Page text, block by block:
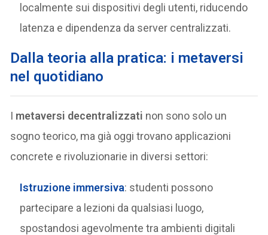
localmente sui dispositivi degli utenti, riducendo
latenza e dipendenza da server centralizzati.
Dalla teoria alla pratica: i metaversi
nel quotidiano
I metaversi decentralizzati non sono solo un
sogno teorico, ma già oggi trovano applicazioni
concrete e rivoluzionarie in diversi settori:
Istruzione immersiva: studenti possono
partecipare a lezioni da qualsiasi luogo,
spostandosi agevolmente tra ambienti digitali